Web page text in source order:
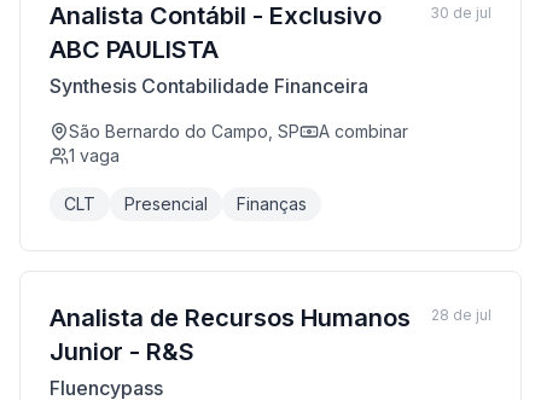
Analista Contábil - Exclusivo
ABC PAULISTA
Synthesis Contabilidade Financeira
São Bernardo do Campo, SP
A combinar
1 vaga
CLT Presencial Finanças
30 de jul
Analista de Recursos Humanos
Junior - R&S
Fluencypass
28 de jul